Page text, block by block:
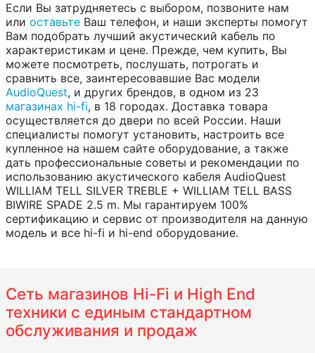
Если Вы затрудняетесь с выбором, позвоните нам
или оставьте Ваш телефон, и наши эксперты помогут
Вам подобрать лучший акустический кабель по
характеристикам и цене. Прежде, чем купить, Вы
можете посмотреть, послушать, потрогать и
сравнить все, заинтересовавшие Вас модели
AudioQuest, и других брендов, в одном из 23
магазинах hi-fi, в 18 городах. Доставка товара
осуществляется до двери по всей России. Наши
специалисты помогут установить, настроить все
купленное на нашем сайте оборудование, а также
дать профессиональные советы и рекомендации по
использованию акустического кабеля AudioQuest
WILLIAM TELL SILVER TREBLE + WILLIAM TELL BASS
BIWIRE SPADE 2.5 m. Мы гарантируем 100%
сертификацию и сервис от производителя на данную
модель и все hi-fi и hi-end оборудование.
Сеть магазинов Hi-Fi и High End
техники с единым стандартном
обслуживания и продаж